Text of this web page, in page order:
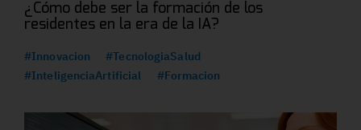
¿Cómo debe ser la formación de los
residentes en la era de la IA?
#Innovacion
#TecnologiaSalud
#InteligenciaArtificial
#Formacion